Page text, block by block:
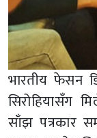
भारतीय फेसन
सिरोहियासँग
साँझ पत्रकार